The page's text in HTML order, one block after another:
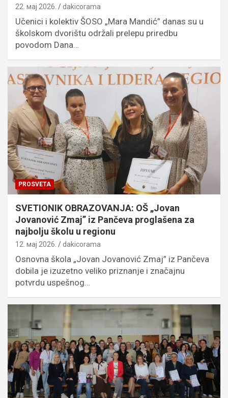
22. мај 2026. dakicorama
Učenici i kolektiv ŠOSO „Mara Mandić” danas su u
školskom dvorištu održali prelepu priredbu
povodom Dana…
PROSVETA
SVETIONIK OBRAZOVANJA: OŠ „Jovan
Jovanović Zmaj” iz Pančeva proglašena za
najbolju školu u regionu
12. мај 2026. dakicorama
Osnovna škola „Jovan Jovanović Zmaj” iz Pančeva
dobila je izuzetno veliko priznanje i značajnu
potvrdu uspešnog…